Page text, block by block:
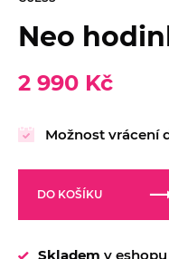
Neo
2 990 Kč
Možnost vrácení
DO KOŠÍKU
Skladem v eshopu